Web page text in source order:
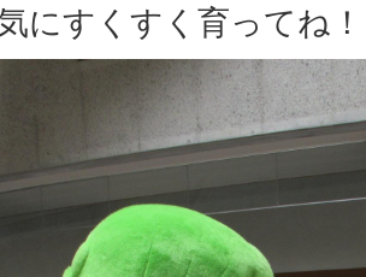
にすくすく育ってね！